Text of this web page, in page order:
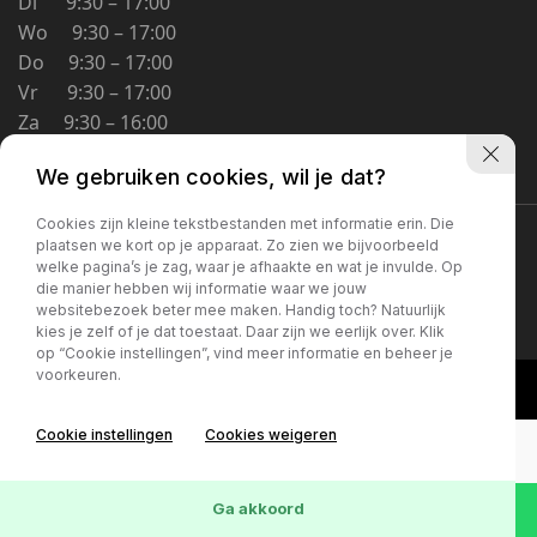
Schoolstraat 5A
4194 TG Meteren Nederland
Wo 9:30 – 17:00
Do 9:30 – 17:00
Vr 9:30 – 17:00
Za 9:30 – 16:00
Privacybeleid
We gebruiken cookies, wil je dat?
Cookies zijn kleine tekstbestanden met informatie erin. Die
plaatsen we kort op je apparaat. Zo zien we bijvoorbeeld
welke pagina’s je zag, waar je afhaakte en wat je invulde. Op
die manier hebben wij informatie waar we jouw
websitebezoek beter mee maken. Handig toch? Natuurlijk
kies je zelf of je dat toestaat. Daar zijn we eerlijk over. Klik
op “Cookie instellingen”, vind meer informatie en beheer je
voorkeuren.
Cookie instellingen Cookies weigeren
Ga akkoord